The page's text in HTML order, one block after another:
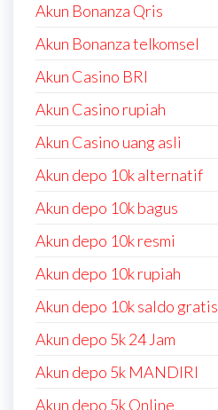
Akun Bonanza Qris
Akun Bonanza telkomsel
Akun Casino BRI
Akun Casino rupiah
Akun Casino uang asli
Akun depo 10k alternatif
Akun depo 10k bagus
Akun depo 10k resmi
Akun depo 10k rupiah
Akun depo 10k saldo gratis
Akun depo 5k 24 Jam
Akun depo 5k MANDIRI
Akun depo 5k Online